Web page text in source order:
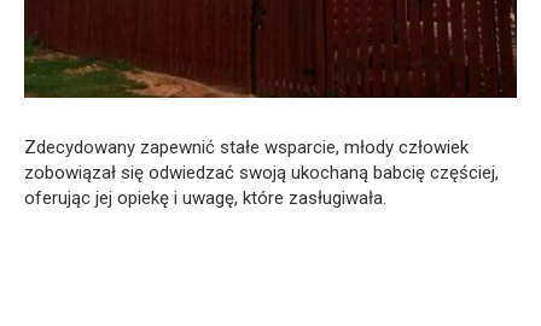
Zdecydowany zapewnić stałe wsparcie, młody człowiek
zobowiązał się odwiedzać swoją ukochaną babcię częściej,
oferując jej opiekę i uwagę, które zasługiwała.